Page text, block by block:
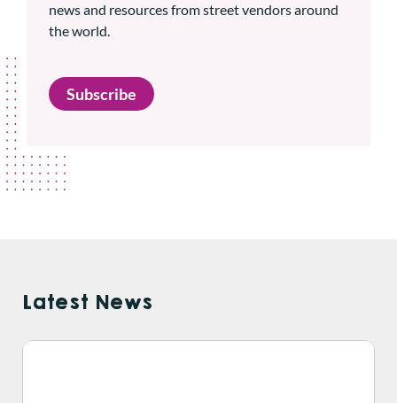
news and resources from street vendors around
the world.
Subscribe
Latest News